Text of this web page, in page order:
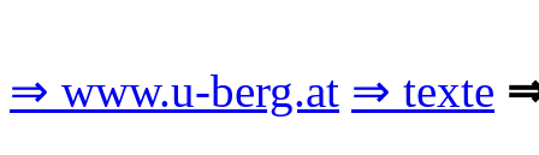
⇒ www.u-berg.at ⇒ texte